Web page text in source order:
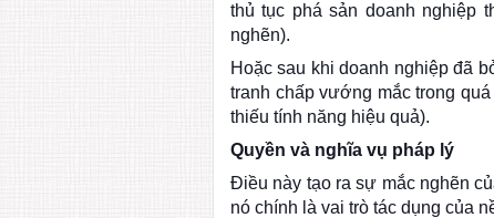
thủ tục phá sản doanh nghiệp
nghẽn).
Hoặc sau khi doanh nghiệp đã
tranh chấp vướng mắc trong
thiếu tính năng hiệu quả).
Quyền và nghĩa vụ pháp lý
Điều này tạo ra sự mắc nghẽn
nó chính là vai trò tác dụng của